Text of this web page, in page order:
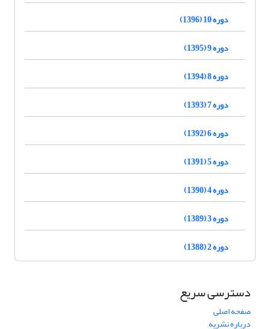
دوره 10 (1396)
دوره 9 (1395)
دوره 8 (1394)
دوره 7 (1393)
دوره 6 (1392)
دوره 5 (1391)
دوره 4 (1390)
دوره 3 (1389)
دوره 2 (1388)
دسترسی سریع
صفحه اصلی
درباره نشریه